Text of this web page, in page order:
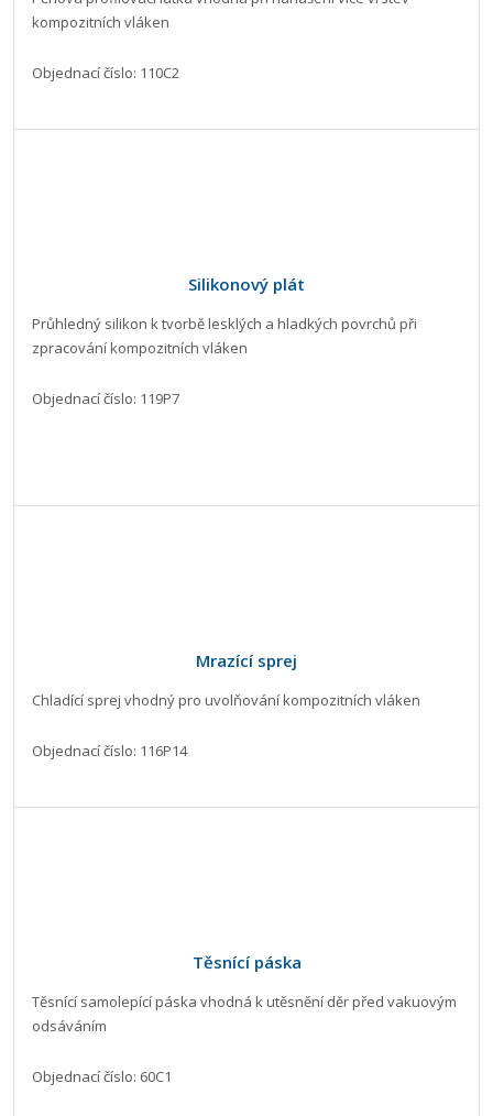
kompozitních vláken
Objednací číslo: 110C2
Silikonový plát
Průhledný silikon k tvorbě lesklých a hladkých povrchů při
zpracování kompozitních vláken
Objednací číslo: 119P7
Mrazící sprej
Chladící sprej vhodný pro uvolňování kompozitních vláken
Objednací číslo: 116P14
Těsnící páska
Těsnící samolepící páska vhodná k utěsnění děr před vakuovým
odsáváním
Objednací číslo: 60C1